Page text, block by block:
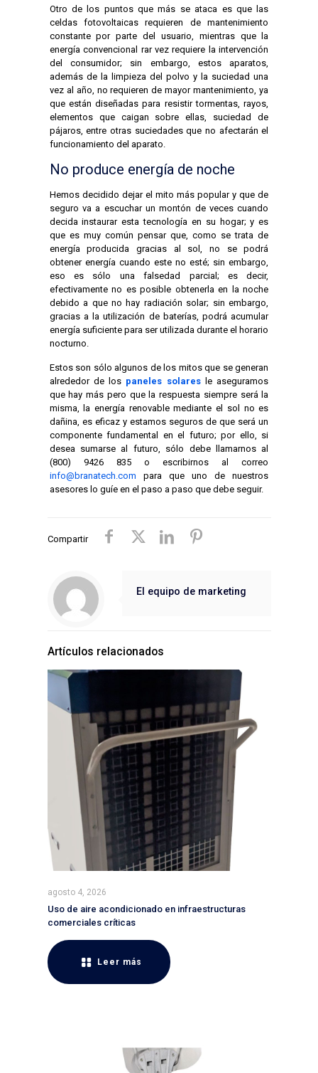
Otro de los puntos que más se ataca es que las
celdas fotovoltaicas requieren de mantenimiento
constante por parte del usuario, mientras que la
energía convencional rar vez requiere la intervención
del consumidor; sin embargo, estos aparatos,
además de la limpieza del polvo y la suciedad una
vez al año, no requieren de mayor mantenimiento, ya
que están diseñadas para resistir tormentas, rayos,
elementos que caigan sobre ellas, suciedad de
pájaros, entre otras suciedades que no afectarán el
funcionamiento del aparato.
No produce energía de noche
Hemos decidido dejar el mito más popular y que de
seguro va a escuchar un montón de veces cuando
decida instaurar esta tecnología en su hogar; y es
que es muy común pensar que, como se trata de
energía producida gracias al sol, no se podrá
obtener energía cuando este no esté; sin embargo,
eso es sólo una falsedad parcial; es decir,
efectivamente no es posible obtenerla en la noche
debido a que no hay radiación solar; sin embargo,
gracias a la utilización de baterías, podrá acumular
energía suficiente para ser utilizada durante el horario
nocturno.
Estos son sólo algunos de los mitos que se generan
alrededor de los paneles solaresle aseguramos
que hay más pero que la respuesta siempre será la
misma, la energía renovable mediante el sol no es
dañina, es eficaz y estamos seguros de que será un
componente fundamental en el futuro; por ello, si
desea sumarse al futuro, sólo debe llamarnos al
(800) 9426 835 o escribirnos al correo
info@branatech.com para que uno de nuestros
asesores lo guíe en el paso a paso que debe seguir.
Compartir
El equipo de marketing
Artículos relacionados
agosto 4, 2026
Uso de aire acondicionado en infraestructuras
comerciales críticas
Leer más